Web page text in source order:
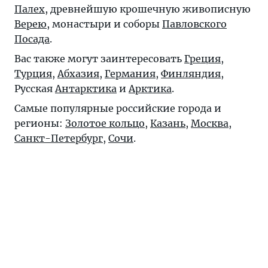
Палех, древнейшую крошечную живописную
Верею, монастыри и соборы Павловского
Посада.
Вас также могут заинтересовать Греция,
Турция,Абхазия, Германия, Финляндия,
РусскаяАнтарктика иАрктика.
Самые популярные российские города и
регионы: Золотое кольцо, Казань, Москва,
Санкт-Петербург, Сочи.